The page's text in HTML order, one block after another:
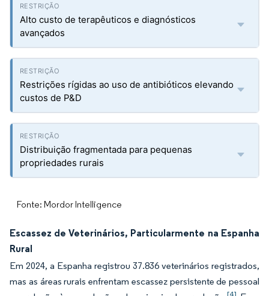
Alto custo de terapêuticos e diagnósticos
avançados
Restrições rígidas ao uso de antibióticos elevando
custos de P&D
Distribuição fragmentada para pequenas
propriedades rurais
Fonte: Mordor Intelligence
Escassez de Veterinários, Particularmente na Espanha
Rural
Em 2024, a Espanha registrou 37.836 veterinários registrados,
mas as áreas rurais enfrentam escassez persistente de pessoal